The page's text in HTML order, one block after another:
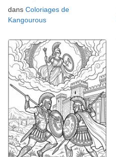
dans Coloriages de
Kangourous